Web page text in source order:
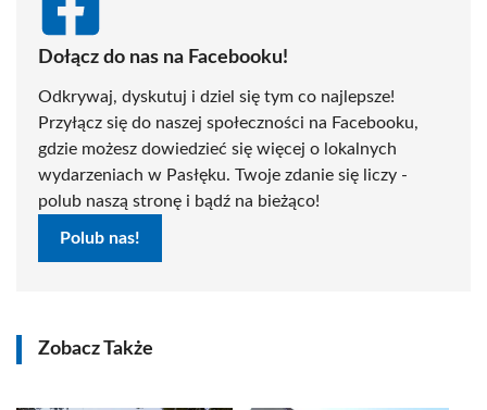
Dołącz do nas na Facebooku!
Odkrywaj, dyskutuj i dziel się tym co najlepsze!
Przyłącz się do naszej społeczności na Facebooku,
gdzie możesz dowiedzieć się więcej o lokalnych
wydarzeniach w Pasłęku. Twoje zdanie się liczy -
polub naszą stronę i bądź na bieżąco!
Polub nas!
Zobacz Także